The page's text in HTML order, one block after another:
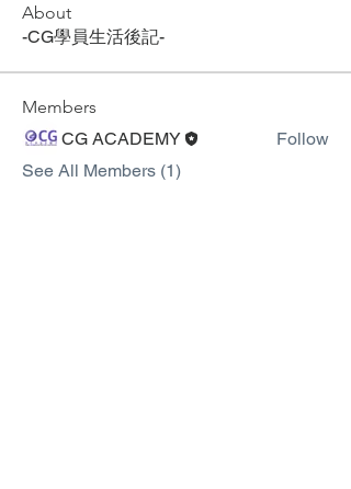
About
-CG學員生活後記-
Members
CG ACADEMY
Follow
See All Members (1)